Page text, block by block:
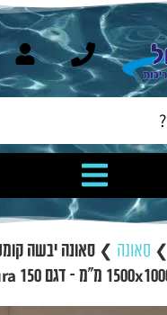
❯ סאונה ❯ סאונה יבשה